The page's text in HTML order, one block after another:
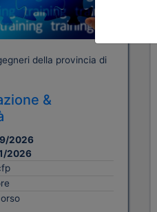
della provincia di
&
2026
2026